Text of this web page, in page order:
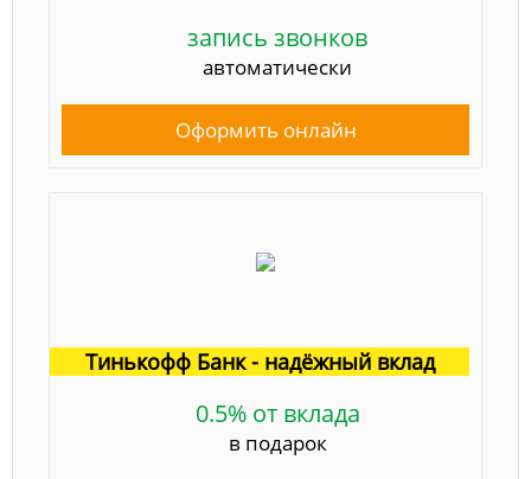
запись звонков
автоматически
Оформить онлайн
Тинькофф Банк - надёжный вклад
0.5% от вклада
в подарок